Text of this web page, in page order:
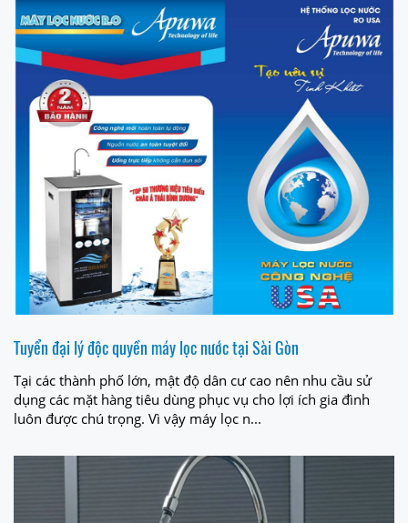
Tuyển đại lý độc quyền máy lọc nước tại Sài Gòn
Tại các thành phố lớn, mật độ dân cư cao nên nhu cầu sử
dụng các mặt hàng tiêu dùng phục vụ cho lợi ích gia đình
luôn được chú trọng. Vì vậy máy lọc n...